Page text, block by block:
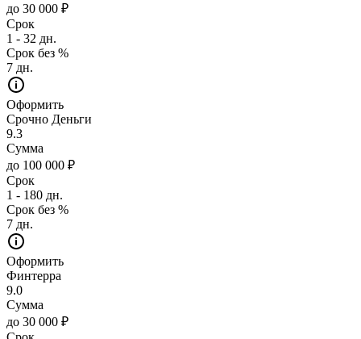
до 30 000 ₽
Срок
1 - 32 дн.
Срок без %
7 дн.
Оформить
Срочно Деньги
9.3
Сумма
до 100 000 ₽
Срок
1 - 180 дн.
Срок без %
7 дн.
Оформить
Финтерра
9.0
Сумма
до 30 000 ₽